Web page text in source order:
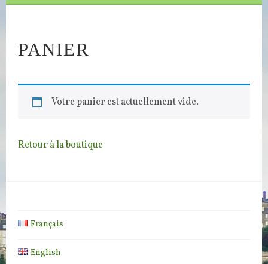
PANIER
Votre panier est actuellement vide.
Retour à la boutique
Français
English